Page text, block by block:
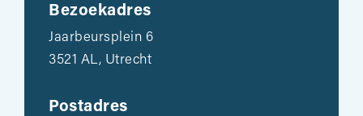
Bezoekadres
Jaarbeursplein 6
3521 AL, Utrecht
Postadres